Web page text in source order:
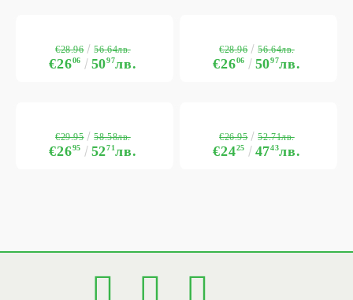
€2606 5097лв.
€28.96 56.64лв.
€2606 5097лв.
€28.96 56.64лв.
€2695 5271лв.
€29.95 58.58лв.
€2425 4743лв.
€26.95 52.71лв.